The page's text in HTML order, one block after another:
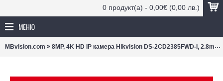
0 продукт(а) - 0,00€ (0,00 лв.)
МЕНЮ
MBvision.com » 8MP, 4K HD IP камера Hikvision DS-2CD2385FWD-I, 2.8mm обектив, IR 30m